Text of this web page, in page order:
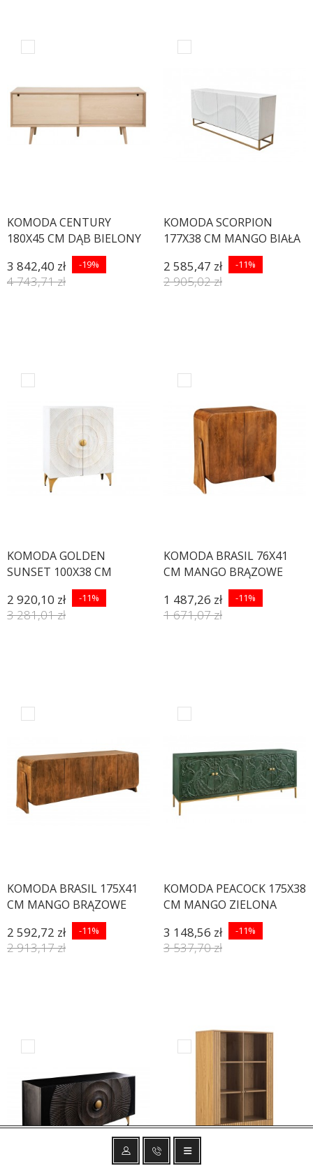
KOMODA CENTURY
180X45 CM DĄB BIELONY
3 842,40 zł -19%
4 743,71 zł
KOMODA SCORPION
177X38 CM MANGO BIAŁA
2 585,47 zł -11%
2 905,02 zł
KOMODA GOLDEN
SUNSET 100X38 CM
MANGO BIAŁA
2 920,10 zł -11%
3 281,01 zł
KOMODA BRASIL 76X41
CM MANGO BRĄZOWE
1 487,26 zł -11%
1 671,07 zł
KOMODA BRASIL 175X41
CM MANGO BRĄZOWE
2 592,72 zł -11%
2 913,17 zł
KOMODA PEACOCK 175X38
CM MANGO ZIELONA
3 148,56 zł -11%
3 537,70 zł